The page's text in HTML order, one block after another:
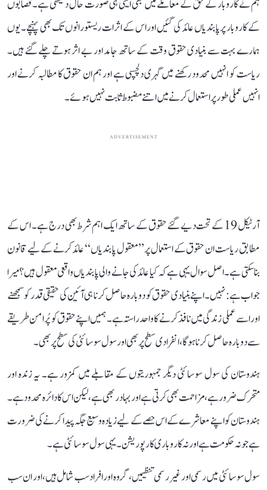
ہم نے کاروبار کے حق کے معاملے میں بھی ایسی ہی صورت حال دیکھی ہے۔ قصابوں
کے کاروبار پر پابندیاں عائد کی گئیں اور اس کے اثرات ریستورانوں تک بھی پہنچے۔ یوں
ہمارے بہت سے بنیادی حقوق وقت کے ساتھ جامد اور بے اثر ہوتے چلے گئے ہیں۔
ریاست کو انہیں محدود رکھنے میں گہری دلچسپی ہے اور ہم ان حقوق کا مطالبہ کرنے اور
انہیں عملی طور پر استعمال کرنے میں اتنے مضبوط ثابت نہیں ہوئے۔
ADVERTISEMENT
آرٹیکل 19 کے تحت دیے گئے حقوق کے ساتھ ایک اہم شرط بھی درج ہے۔ اس کے
مطابق ریاست ان حقوق کے استعمال پر ’’معقول پابندیاں‘‘ عائد کرنے کے لیے قانون
بنا سکتی ہے۔ اصل سوال یہی ہے کہ کیا عائد کی جانے والی پابندیاں واقعی معقول ہیں؟ میرا
جواب ہے: نہیں۔ اپنے بنیادی حقوق کو دوبارہ حاصل کرنا ہی آئین کی حقیقی قدر کو سمجھنے
اور اسے عملی زندگی میں نافذ کرنے کا واحد راستہ ہے۔ ہمیں اپنے حقوق کو پُرامن طریقے
سے دوبارہ حاصل کرنا ہوگا، انفرادی سطح پر بھی اور سول سوسائٹی کی سطح پر بھی۔
ہندوستان کی سول سوسائٹی دیگر جمہوریتوں کے مقابلے میں کمزور ہے۔ یہ زندہ اور
متحرک ضرور ہے، مزاحمت بھی کرتی ہے اور بہادر بھی ہے، لیکن اس کا دائرہ محدود ہے۔
ہندوستان کو اپنے معاشرے کے اس حصے کے لیے زیادہ وسیع جگہ پیدا کرنے کی ضرورت
ہے جو نہ حکومت ہے اور نہ کاروباری کارپوریشن۔ یہی سول سوسائٹی ہے۔
سول سوسائٹی میں رسمی اور غیر رسمی تنظیمیں، گروہ اور افراد سب شامل ہیں، اور ان سب